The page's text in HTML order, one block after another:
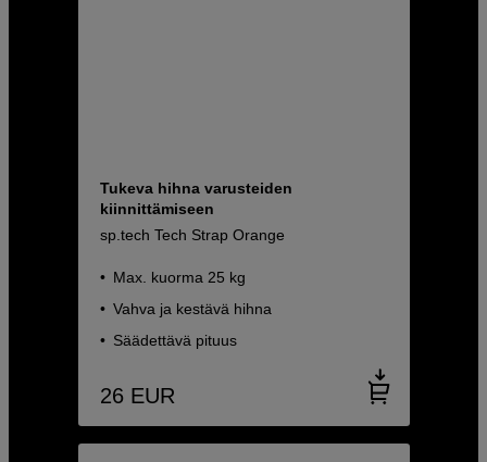
Tukeva hihna varusteiden
kiinnittämiseen
sp.tech Tech Strap Orange
Max. kuorma 25 kg
Vahva ja kestävä hihna
Säädettävä pituus
26 EUR